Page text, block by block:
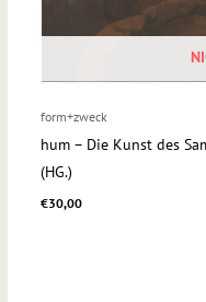
form+zweck
hum – Die Kunst des
(HG.)
€30,00